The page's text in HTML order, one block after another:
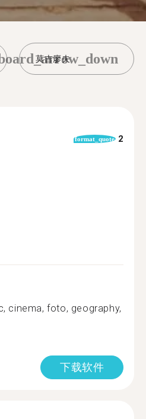
莫吉廖夫
format_quote 2
cinema, foto, geography,
下载软件